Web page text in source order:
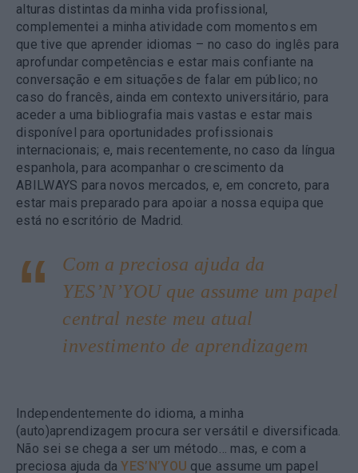
alturas distintas da minha vida profissional,
complementei a minha atividade com momentos em
que tive que aprender idiomas – no caso do inglês para
aprofundar competências e estar mais confiante na
conversação e em situações de falar em público; no
caso do francês, ainda em contexto universitário, para
aceder a uma bibliografia mais vastas e estar mais
disponível para oportunidades profissionais
internacionais; e, mais recentemente, no caso da língua
espanhola, para acompanhar o crescimento da
ABILWAYS para novos mercados, e, em concreto, para
estar mais preparado para apoiar a nossa equipa que
está no escritório de Madrid.
Com a preciosa ajuda da
YES’N’YOU que assume um papel
central neste meu atual
investimento de aprendizagem
Independentemente do idioma, a minha
(auto)aprendizagem procura ser versátil e diversificada.
Não sei se chega a ser um método… mas, e com a
preciosa ajuda daYES’N’YOU que assume um papel